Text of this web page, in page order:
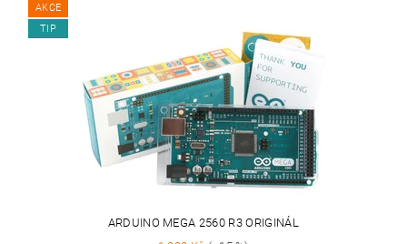
AKCE
TIP
ARDUINO MEGA 2560 R3 ORIGINÁL